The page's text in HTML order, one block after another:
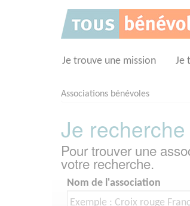
Je trouve une mission Je
Associations bénévoles
Je
Pour trouver une
votre recherche.
Nom de l'association